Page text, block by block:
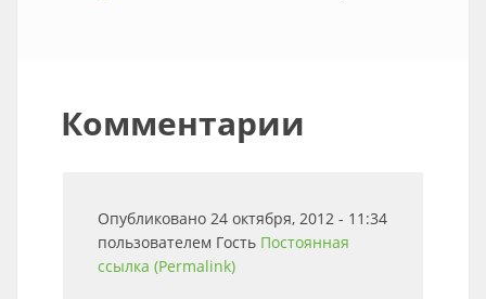
Комментарии
Опубликовано 24 октября, 2012 - 11:34
пользователем Гость Постоянная
ссылка (Permalink)